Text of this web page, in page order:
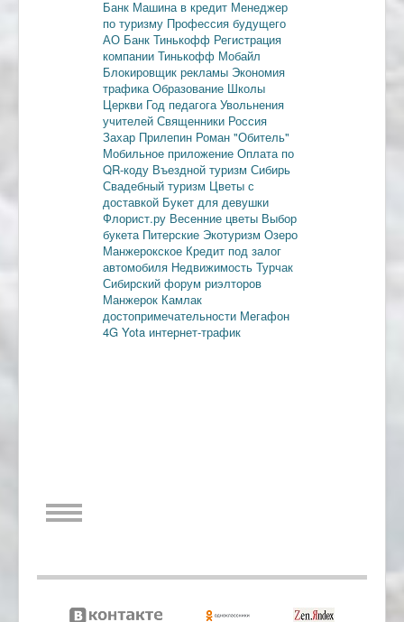
Банк Машина в кредит Менеджер
по туризму Профессия будущего
АО Банк Тинькофф Регистрация
компании Тинькофф Мобайл
Блокировщик рекламы Экономия
трафика Образование Школы
Церкви Год педагога Увольнения
учителей Священники Россия
Захар Прилепин Роман "Обитель"
Мобильное приложение Оплата по
QR-коду Въездной туризм Сибирь
Свадебный туризм Цветы с
доставкой Букет для девушки
Флорист.ру Весенние цветы Выбор
букета Питерские Экотуризм Озеро
Манжерокское Кредит под залог
автомобиля Недвижимость Турчак
Сибирский форум риэлторов
Манжерок Камлак
достопримечательности Мегафон
4G Yota интернет-трафик